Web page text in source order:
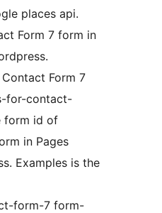
places api.
Form 7 form in
Form 7
for-contact-
form id of
in Pages
the
form-7 form-